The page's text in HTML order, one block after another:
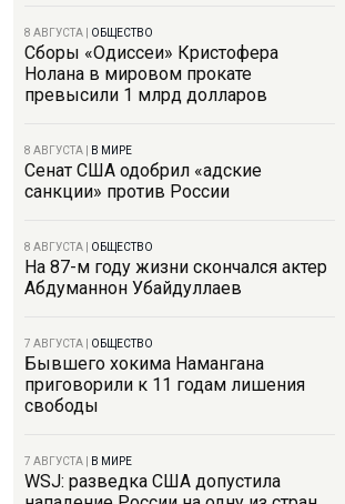
8 АВГУСТА ОБЩЕСТВО
Сборы «Одиссеи» Кристофера
Нолана в мировом прокате
превысили 1 млрд долларов
8 АВГУСТА В МИРЕ
Сенат США одобрил «адские
санкции» против России
8 АВГУСТА ОБЩЕСТВО
На 87-м году жизни скончался актер
Абдуманнон Убайдуллаев
7 АВГУСТА ОБЩЕСТВО
Бывшего хокима Намангана
приговорили к 11 годам лишения
свободы
7 АВГУСТА В МИРЕ
WSJ: разведка США допустила